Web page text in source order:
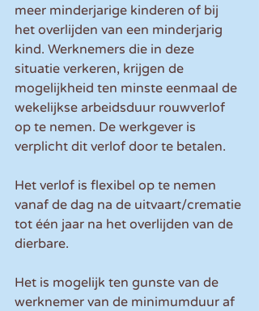
meer minderjarige kinderen of bij
het overlijden van een minderjarig
kind. Werknemers die in deze
situatie verkeren, krijgen de
mogelijkheid ten minste eenmaal de
wekelijkse arbeidsduur rouwverlof
op te nemen. De werkgever is
verplicht dit verlof door te betalen.
Het verlof is flexibel op te nemen
vanaf de dag na de uitvaart/crematie
tot één jaar na het overlijden van de
dierbare.
Het is mogelijk ten gunste van de
werknemer van de minimumduur af